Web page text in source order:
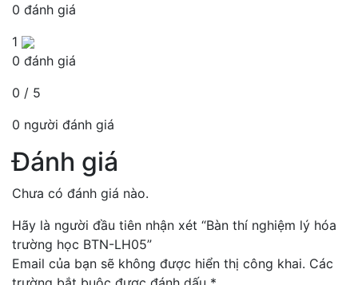
0 đánh giá
1
0 đánh giá
0 / 5
0 người đánh giá
Đánh giá
Chưa có đánh giá nào.
Hãy là người đầu tiên nhận xét “Bàn thí nghiệm lý hóa
trường học BTN-LH05”
Email của bạn sẽ không được hiển thị công khai. Các